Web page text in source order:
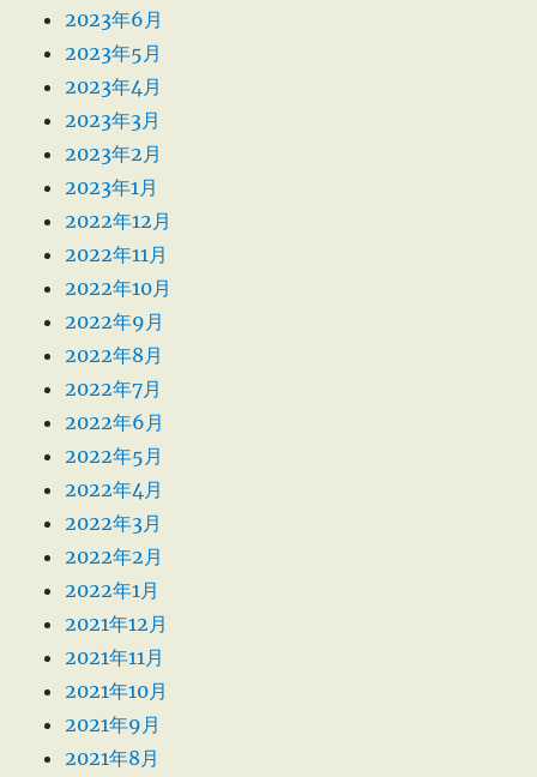
2023年6月
2023年5月
2023年4月
2023年3月
2023年2月
2023年1月
2022年12月
2022年11月
2022年10月
2022年9月
2022年8月
2022年7月
2022年6月
2022年5月
2022年4月
2022年3月
2022年2月
2022年1月
2021年12月
2021年11月
2021年10月
2021年9月
2021年8月